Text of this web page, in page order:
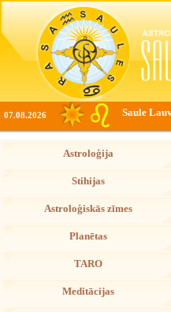
07.08.2026 Saule
Astroloģija
Stihijas
Astroloģiskās zīmes
Planētas
TARO
Meditācijas